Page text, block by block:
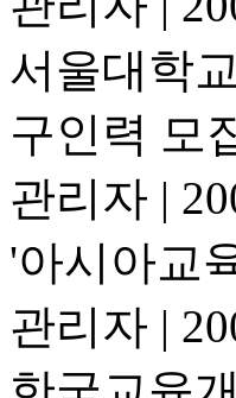
서울대학
구인력 모
관리자 |
'아시아교
관리자 |